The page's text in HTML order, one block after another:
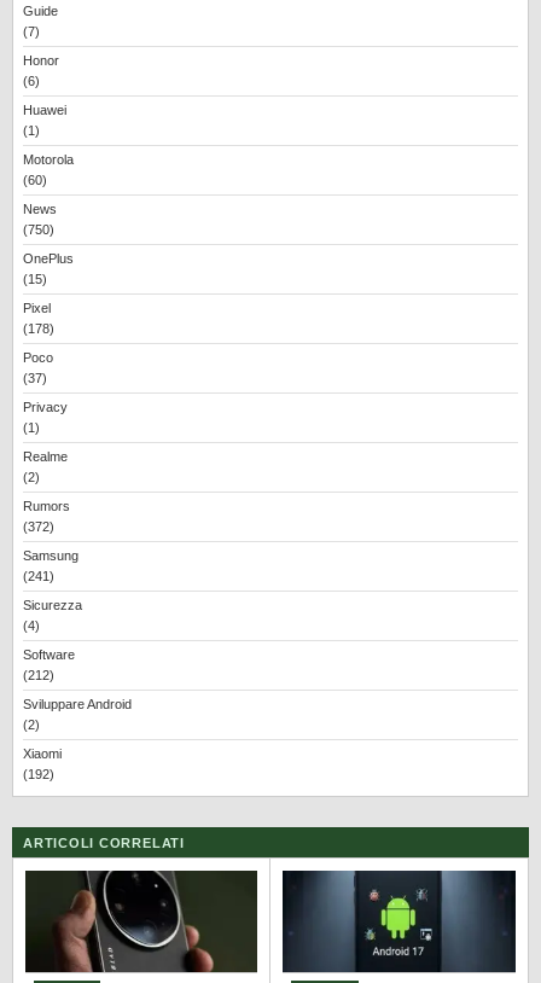
Guide
(7)
Honor
(6)
Huawei
(1)
Motorola
(60)
News
(750)
OnePlus
(15)
Pixel
(178)
Poco
(37)
Privacy
(1)
Realme
(2)
Rumors
(372)
Samsung
(241)
Sicurezza
(4)
Software
(212)
Sviluppare Android
(2)
Xiaomi
(192)
ARTICOLI CORRELATI